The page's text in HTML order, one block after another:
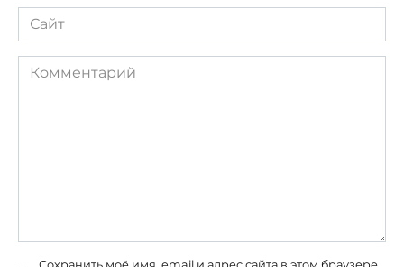
Сайт
Комментарий